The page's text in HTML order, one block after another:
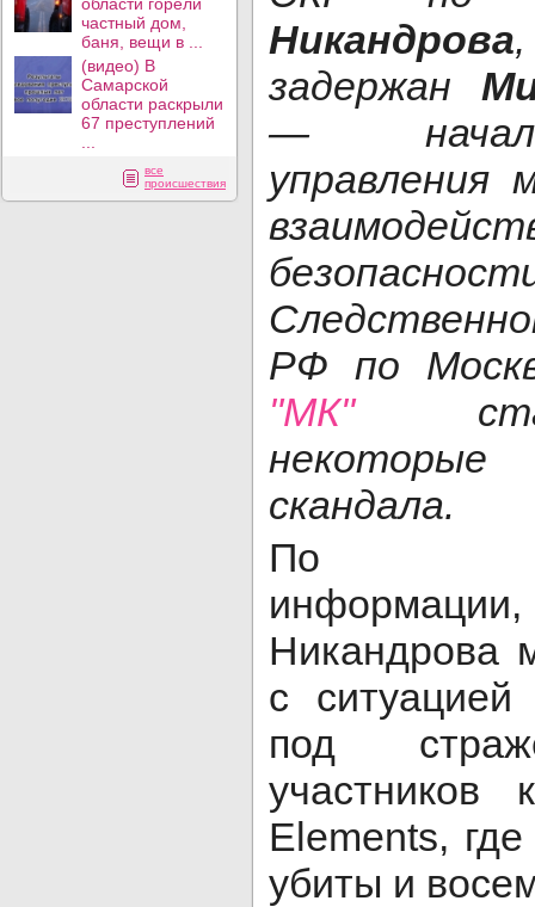
частный дом,
баня, вещи в ...
(видео) В
Самарской
области раскрыли
67 преступлений
все
происшествия
Никандрова
задержан
—
управления
РФ по
"МК"
скандала.
По
Никандрова
с ситуацией
под
Elements,
убиты и